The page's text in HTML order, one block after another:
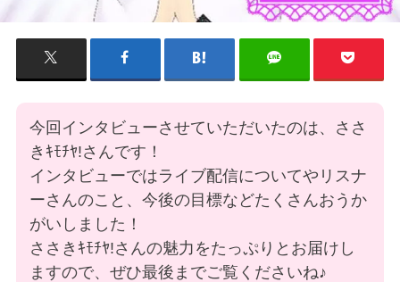
今回インタビューさせていただいたのは、ささ
きｷﾓﾁﾔ!さんです！
インタビューではライブ配信についてやリスナ
ーさんのこと、今後の目標などたくさんおうか
がいしました！
ささきｷﾓﾁﾔ!さんの魅力をたっぷりとお届けし
ますので、ぜひ最後までご覧くださいね♪